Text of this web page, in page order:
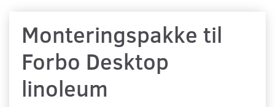
Monteringspakke til
Forbo Desktop
linoleum